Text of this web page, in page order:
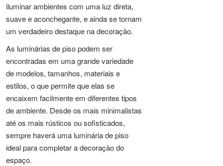
iluminar ambientes com uma luz direta,
suave e aconchegante, e ainda se tornam
um verdadeiro destaque na decoração.
As luminárias de piso podem ser
encontradas em uma grande variedade
de modelos, tamanhos, materiais e
estilos, o que permite que elas se
encaixem facilmente em diferentes tipos
de ambiente. Desde os mais minimalistas
até os mais rústicos ou sofisticados,
sempre haverá uma luminária de piso
ideal para completar a decoração do
espaço.